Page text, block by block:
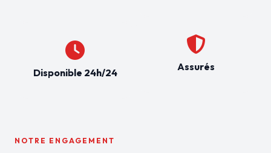
Disponible 24h/24 Assurés
NOTRE ENGAGEMENT